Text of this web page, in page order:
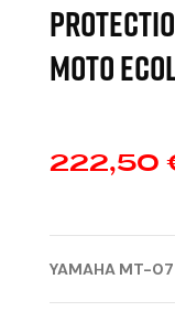
MOTO
222,50
YAMAHA MT-